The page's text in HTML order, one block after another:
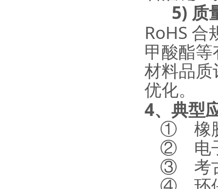
5) 质
RoHS 合
甲酸酯
材料品质
优化。
4、 典型
① 橡
② 电
③ 考